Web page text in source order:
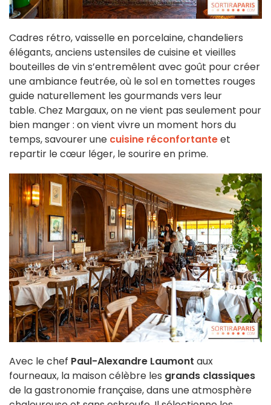
Cadres rétro, vaisselle en porcelaine, chandeliers
élégants, anciens ustensiles de cuisine et vieilles
bouteilles de vin s’entremêlent avec goût pour créer
une ambiance feutrée, où le sol en tomettes rouges
guide naturellement les gourmands vers leur
table. Chez Margaux, on ne vient pas seulement pour
bien manger : on vient vivre un moment hors du
temps, savourer une cuisine réconfortanteet
repartir le cœur léger, le sourire en prime.
Avec le chef Paul-Alexandre Laumont aux
fourneaux, la maison célèbre les grands classiques
de la gastronomie française, dans une atmosphère